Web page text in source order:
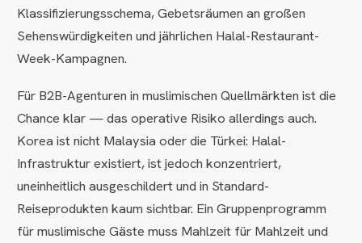
Klassifizierungsschema, Gebetsräumen an großen
Sehenswürdigkeiten und jährlichen Halal-Restaurant-
Week-Kampagnen.
Für B2B-Agenturen in muslimischen Quellmärkten ist die
Chance klar — das operative Risiko allerdings auch.
Korea ist nicht Malaysia oder die Türkei: Halal-
Infrastruktur existiert, ist jedoch konzentriert,
uneinheitlich ausgeschildert und in Standard-
Reiseprodukten kaum sichtbar. Ein Gruppenprogramm
für muslimische Gäste muss Mahlzeit für Mahlzeit und